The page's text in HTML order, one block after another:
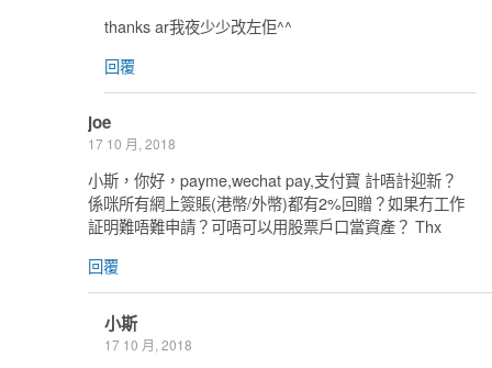
thanks ar我夜少少改左佢^^
回覆
joe
17 10 月, 2018
小斯，你好，payme,wechat pay,支付寶 計唔計迎新？
係咪所有網上簽賬(港幣/外幣)都有2%回贈？如果冇工作
証明難唔難申請？可唔可以用股票戶口當資產？ Thx
回覆
小斯
17 10 月, 2018